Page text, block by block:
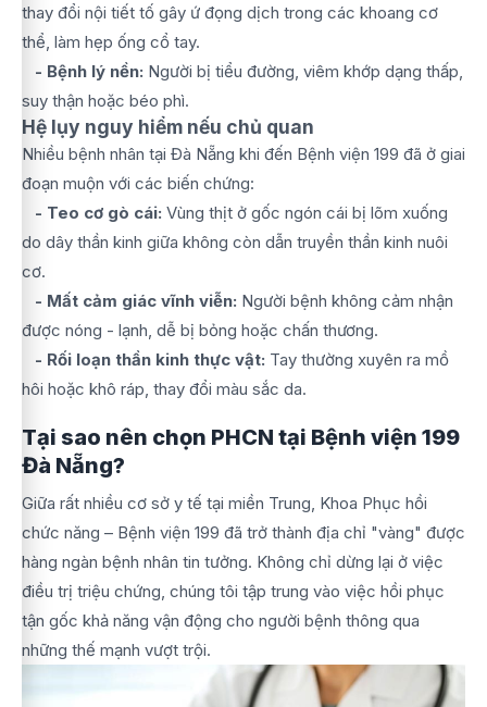
thay đổi nội tiết tố gây ứ đọng dịch trong các khoang cơ
thể, làm hẹp ống cổ tay.
- Bệnh lý nền: Người bị tiểu đường, viêm khớp dạng thấp,
suy thận hoặc béo phì.
Hệ lụy nguy hiểm nếu chủ quan
Nhiều bệnh nhân tại Đà Nẵng khi đến Bệnh viện 199 đã ở giai
đoạn muộn với các biến chứng:
- Teo cơ gò cái: Vùng thịt ở gốc ngón cái bị lõm xuống
do dây thần kinh giữa không còn dẫn truyền thần kinh nuôi
cơ.
- Mất cảm giác vĩnh viễn: Người bệnh không cảm nhận
được nóng - lạnh, dễ bị bỏng hoặc chấn thương.
- Rối loạn thần kinh thực vật: Tay thường xuyên ra mồ
hôi hoặc khô ráp, thay đổi màu sắc da.
Tại sao nên chọn PHCN tại Bệnh viện 199
Đà Nẵng?
Giữa rất nhiều cơ sở y tế tại miền Trung, Khoa Phục hồi
chức năng – Bệnh viện 199 đã trở thành địa chỉ "vàng" được
hàng ngàn bệnh nhân tin tưởng. Không chỉ dừng lại ở việc
điều trị triệu chứng, chúng tôi tập trung vào việc hồi phục
tận gốc khả năng vận động cho người bệnh thông qua
những thế mạnh vượt trội.